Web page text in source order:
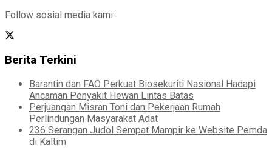
Follow sosial media kami:
Berita Terkini
Barantin dan FAO Perkuat Biosekuriti Nasional Hadapi
Ancaman Penyakit Hewan Lintas Batas
Perjuangan Misran Toni dan Pekerjaan Rumah
Perlindungan Masyarakat Adat
236 Serangan Judol Sempat Mampir ke Website Pemda
di Kaltim